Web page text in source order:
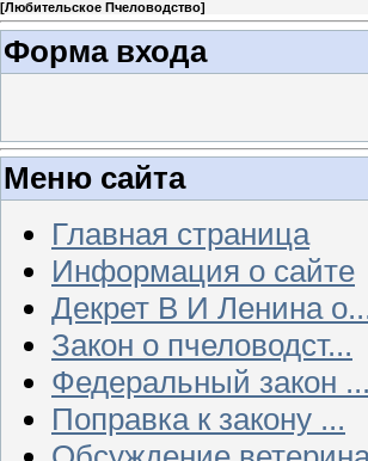
[Любительское Пчеловодство]
Форма входа
Меню сайта
Главная страница
Информация о сайте
Декрет В И Ленина
Закон о пчеловодст...
Федеральный закон ...
Поправка к закону ...